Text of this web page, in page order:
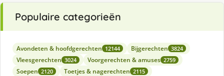
Populaire categorieën
Avondeten & hoofdgerechten 12144 Bijgerechten 3824
Vleesgerechten 3024 Voorgerechten & amuses 2759
Soepen 2120 Toetjes & nagerechten 2115